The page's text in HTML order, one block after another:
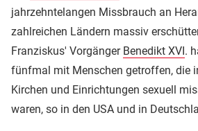
jahrzehntelangen Missbrauch an
zahlreichen Ländern massiv
Franziskus' Vorgänger Benedikt XVI.
fünfmal mit Menschen getroffen, die
Kirchen und Einrichtungen sexuell
waren, so in den USA und in